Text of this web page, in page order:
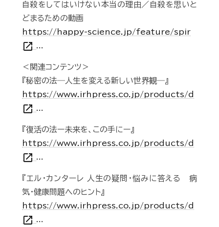
自殺をしてはいけない本当の理由／自殺を思いと
どまるための動画
https://happy-science.jp/feature/spir
open_in_new ...
＜関連コンテンツ＞
『秘密の法―人生を変える新しい世界観―』
https://www.irhpress.co.jp/products/d
open_in_new ...
『復活の法ー未来を、この手にー』
https://www.irhpress.co.jp/products/d
open_in_new ...
『エル・カンターレ 人生の疑問・悩みに答える 病
気・健康問題へのヒント』
https://www.irhpress.co.jp/products/d
open_in_new ...